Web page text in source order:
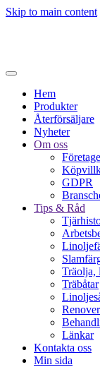
Skip to main content
Hem
Produkter
Återförsäljare
Nyheter
Om oss
GDPR
Tips & Råd
Träolja,
Träbåtar
Länkar
Kontakta oss
Min sida